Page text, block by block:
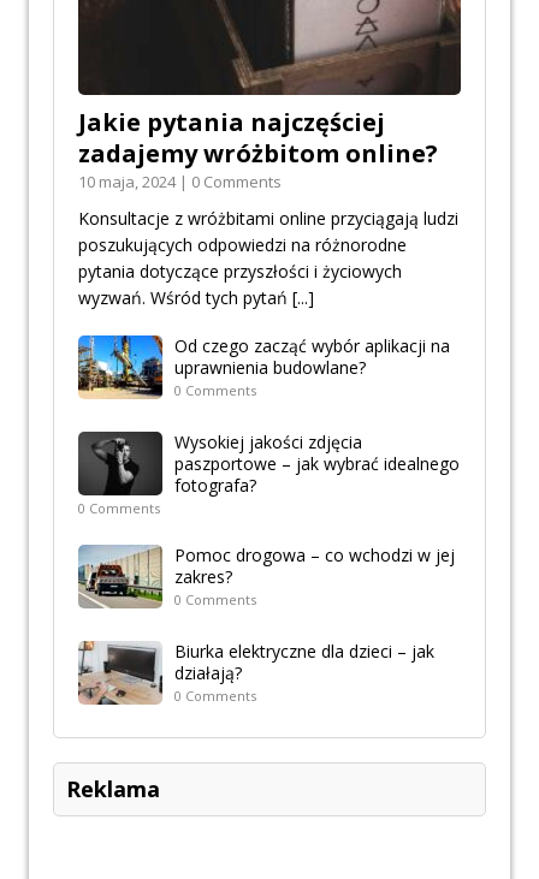
Jakie pytania najczęściej
zadajemy wróżbitom online?
10 maja, 2024 | 0 Comments
Konsultacje z wróżbitami online przyciągają ludzi
poszukujących odpowiedzi na różnorodne
pytania dotyczące przyszłości i życiowych
wyzwań. Wśród tych pytań [...]
Od czego zacząć wybór aplikacji na
uprawnienia budowlane?
0 Comments
Wysokiej jakości zdjęcia
paszportowe – jak wybrać idealnego
fotografa?
0 Comments
Pomoc drogowa – co wchodzi w jej
zakres?
0 Comments
Biurka elektryczne dla dzieci – jak
działają?
0 Comments
Reklama